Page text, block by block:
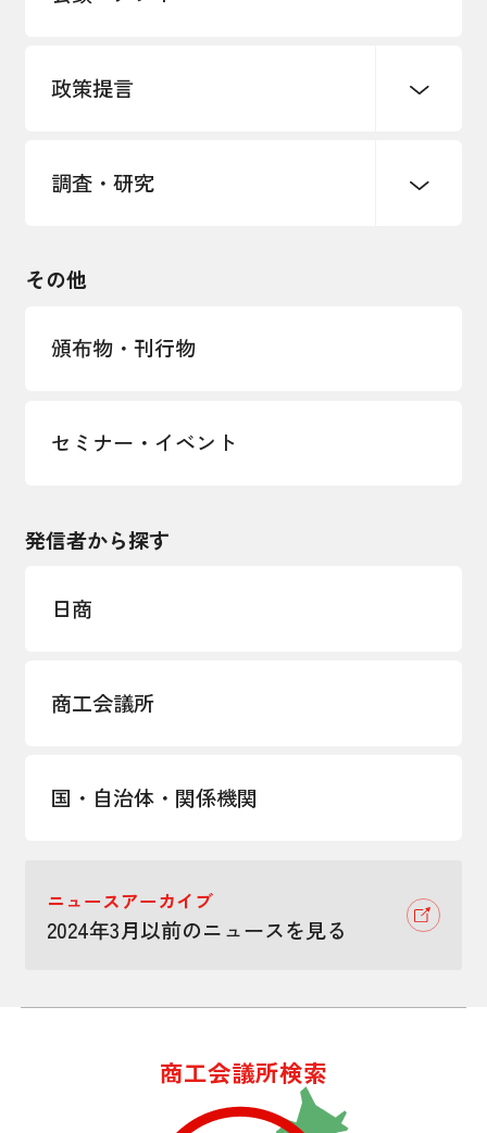
海外情報レポート
安全保障貿易管理・技術流出防止に関す
経営者保証に関するガイドライン
政策提言
中小企業経営
国土強靭化・社会基盤整備・震災復興
調査・研究
LOBO調査
その他
頒布物・刊行物
セミナー・イベント
発信者から探す
日商
商工会議所
国・自治体・関係機関
ニュースアーカイブ
2024年3月以前のニュースを見る
商工会議所検索